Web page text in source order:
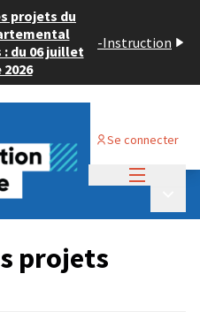
projets du
: du 06 juillet
-Instruction
Se connecter
projets